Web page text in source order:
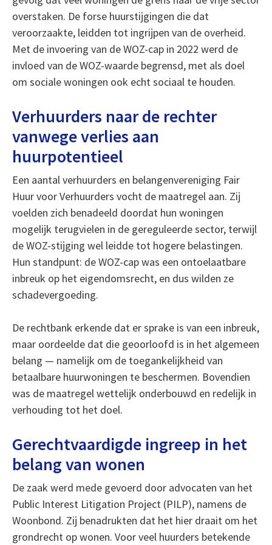
overstaken. De forse huurstijgingen die dat
veroorzaakte, leidden tot ingrijpen van de overheid.
Met de invoering van de WOZ-cap in 2022 werd de
invloed van de WOZ-waarde begrensd, met als doel
om sociale woningen ook echt sociaal te houden.
Verhuurders naar de rechter
vanwege verlies aan
huurpotentieel
Een aantal verhuurders en belangenvereniging Fair
Huur voor Verhuurders vocht de maatregel aan. Zij
voelden zich benadeeld doordat hun woningen
mogelijk terugvielen in de gereguleerde sector, terwijl
de WOZ-stijging wel leidde tot hogere belastingen.
Hun standpunt: de WOZ-cap was een ontoelaatbare
inbreuk op het eigendomsrecht, en dus wilden ze
schadevergoeding.
De rechtbank erkende dat er sprake is van een inbreuk,
maar oordeelde dat die geoorloofd is in het algemeen
belang — namelijk om de toegankelijkheid van
betaalbare huurwoningen te beschermen. Bovendien
was de maatregel wettelijk onderbouwd en redelijk in
verhouding tot het doel.
Gerechtvaardigde ingreep in het
belang van wonen
De zaak werd mede gevoerd door advocaten van het
Public Interest Litigation Project (PILP), namens de
Woonbond. Zij benadrukten dat het hier draait om het
grondrecht op wonen. Voor veel huurders betekende